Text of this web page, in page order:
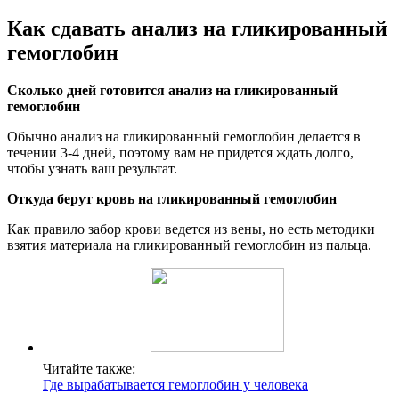
Как сдавать анализ на гликированный
гемоглобин
Сколько дней готовится анализ на гликированный
гемоглобин
Обычно анализ на гликированный гемоглобин делается в
течении 3-4 дней, поэтому вам не придется ждать долго,
чтобы узнать ваш результат.
Откуда берут кровь на гликированный гемоглобин
Как правило забор крови ведется из вены, но есть методики
взятия материала на гликированный гемоглобин из пальца.
Читайте также:
Где вырабатывается гемоглобин у человека